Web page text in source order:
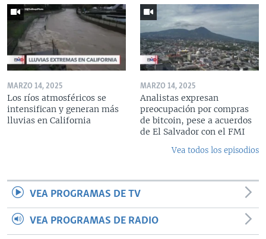
MARZO 14, 2025
Los ríos atmosféricos se
intensifican y generan más
lluvias en California
MARZO 14, 2025
Analistas expresan
preocupación por compras
de bitcoin, pese a acuerdos
de El Salvador con el FMI
Vea todos los episodios
VEA PROGRAMAS DE TV
VEA PROGRAMAS DE RADIO